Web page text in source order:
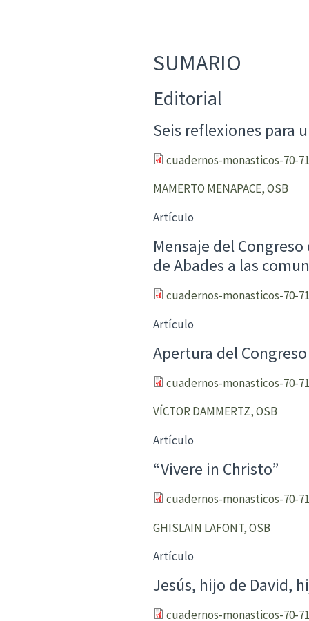
SUMARIO
Editorial
Seis reflexiones para
cuadernos-monasticos-70-
MAMERTO MENAPACE, OSB
Artículo
Mensaje del
de Abades a las
cuadernos-monasticos-70-
Artículo
Apertura del
cuadernos-monasticos-70-
VÍCTOR DAMMERTZ, OSB
Artículo
“Vivere in Christo”
cuadernos-monasticos-70-
GHISLAIN LAFONT, OSB
Artículo
Jesús, hijo de David,
cuadernos-monasticos-70-